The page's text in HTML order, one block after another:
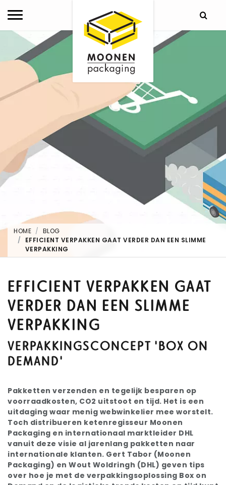
HOME
BLOG
EFFICIENT VERPAKKEN GAAT VERDER DAN EEN SLIMME
VERPAKKING
EFFICIENT VERPAKKEN GAAT
VERDER DAN EEN SLIMME
VERPAKKING
VERPAKKINGSCONCEPT 'BOX ON
DEMAND'
Pakketten verzenden en tegelijk besparen op
voorraadkosten, CO2 uitstoot en tijd. Het is een
uitdaging waar menig webwinkelier mee worstelt.
Toch distribueren ketenregisseur Moonen
Packaging en internationaal marktleider DHL
vanuit deze visie al jarenlang pakketten naar
internationale klanten. Gert Tabor (Moonen
Packaging) en Wout Woldringh (DHL) geven tips
over hoe je met de verpakkingsoplossing Box on